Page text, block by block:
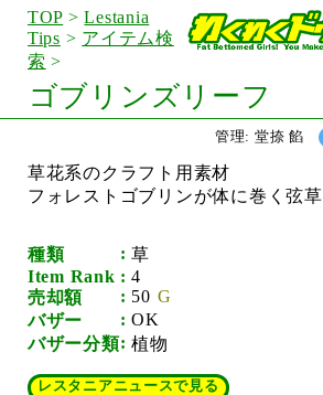
TOP >Lestania
Tips > アイテム検
索 >
ゴブリンズリーフ
管理: 堂捺 餡
草花系のクラフト用素材
フォレストゴブリンが体に巻く弦草
種類
草
Item Rank
4
売却額
50
バザー
OK
バザー分類
植物
レスタニアニュースで見る